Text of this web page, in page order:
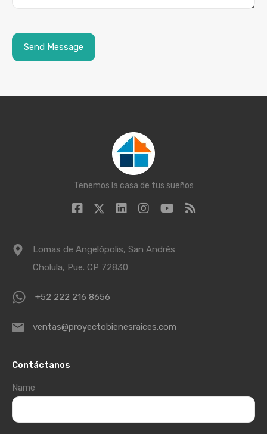
Tenemos la casa de tus sueños
Lomas de Angelópolis, San Andrés
Cholula, Pue. CP 72830
+52 222 216 8656
ventas@proyectobienesraices.com
Contáctanos
Name